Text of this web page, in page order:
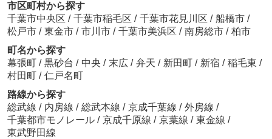
市区町村から探す
千葉市中央区 / 千葉市稲毛区 / 千葉市花見川区 / 船橋市 /
松戸市 / 東金市 / 市川市 / 千葉市美浜区 / 南房総市 / 柏市
町名から探す
幕張町 / 黒砂台 / 中央 / 末広 / 弁天 / 新田町 / 新宿 / 稲毛東 /
村田町 / 仁戸名町
路線から探す
総武線 / 内房線 / 総武本線 / 京成千葉線 / 外房線 /
千葉都市モノレール / 京成千原線 / 京葉線 / 東金線 /
東武野田線